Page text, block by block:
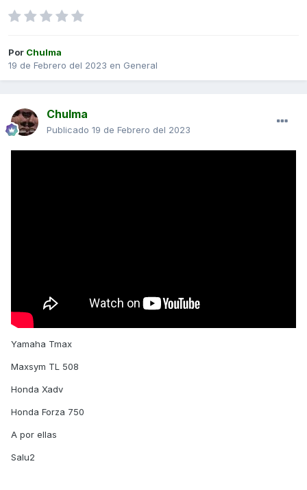
Por Chulma
19 de Febrero del 2023 en General
Chulma
Publicado 19 de Febrero del 2023
Yamaha Tmax
Maxsym TL 508
Honda Xadv
Honda Forza 750
A por ellas
Salu2